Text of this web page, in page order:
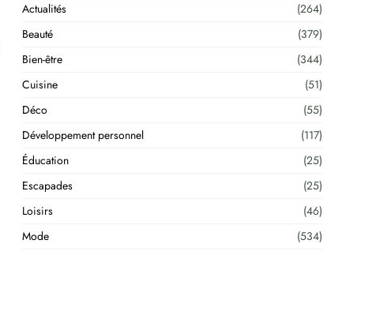
Actualités
(264)
Beauté
(379)
Bien-être
(344)
Cuisine
(51)
Déco
(55)
Développement personnel
(117)
Éducation
(25)
Escapades
(25)
Loisirs
(46)
Mode
(534)